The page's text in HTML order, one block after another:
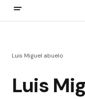
Luis Miguel abuelo
Luis